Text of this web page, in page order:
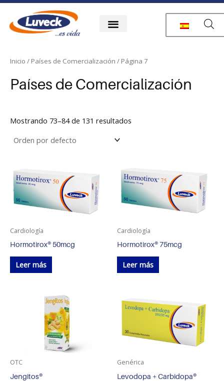
Ir
contenido
Inicio / Países de Comercialización / Página 7
Países de Comercialización
Mostrando 73–84 de 131 resultados
Cardiología
Hormotirox® 50mcg
Leer más
Cardiología
Hormotirox® 75mcg
Leer más
OTC
Jengitos®
Genérica
Levodopa + Carbidopa®